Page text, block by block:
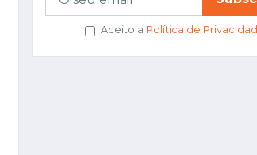
Aceito a Política de